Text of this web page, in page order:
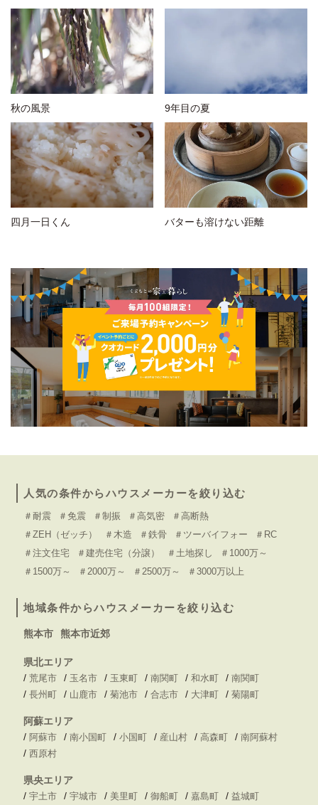
秋の風景 9年目の夏
四月一日くん バターも溶けない距離
人気の条件からハウスメーカーを絞り込む
＃耐震 ＃免震 ＃制振 ＃高気密
＃高断熱
＃ZEH（ゼッチ）
＃木造 ＃鉄骨 ＃ツーバイフォー
＃RC
＃注文住宅
＃建売住宅（分譲） ＃土地探し
＃1000万～
＃1500万～
＃2000万～ ＃2500万～ ＃3000万以上
地域条件からハウスメーカーを絞り込む
熊本市 熊本市近郊
県北エリア
/ 荒尾市 / 玉名市 / 玉東町 / 南関町 / 和水町 / 南関町
/ 長州町 / 山鹿市 / 菊池市 / 合志市 / 大津町 / 菊陽町
阿蘇エリア
/ 阿蘇市 / 南小国町 / 小国町 / 産山村 / 高森町 / 南阿蘇村
/ 西原村
県央エリア
/ 宇土市 / 宇城市 / 美里町 / 御船町 / 嘉島町 / 益城町